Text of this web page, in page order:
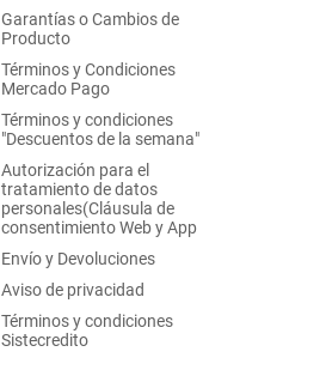
Garantías o Cambios de
Producto
Términos y Condiciones
Mercado Pago
Términos y condiciones
"Descuentos de la semana"
Autorización para el
tratamiento de datos
personales(Cláusula de
consentimiento Web y App
Envío y Devoluciones
Aviso de privacidad
Términos y condiciones
Sistecredito